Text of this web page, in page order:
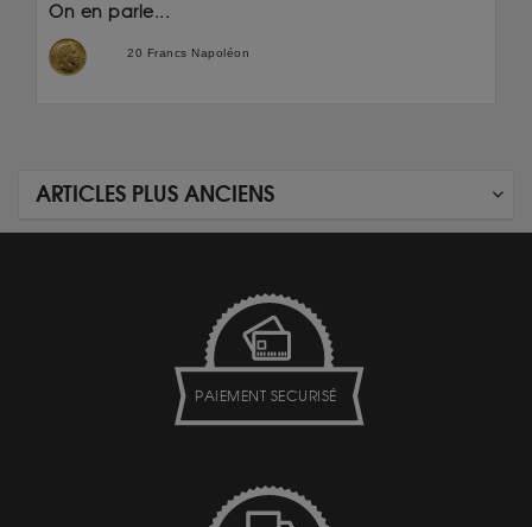
On en parle...
20 Francs Napoléon
ARTICLES PLUS ANCIENS
PAIEMENT SECURISÉ